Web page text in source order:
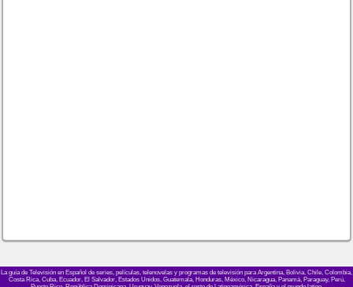
La guía de Televisión en Español de series, películas, telenovelas y programas de televisión para Argentina, Bolivia, Chile, Colombia,
Costa Rica, Cuba, Ecuador, El Salvador, Estados Unidos, Guatemala, Honduras, México, Nicaragua, Panamá, Paraguay, Perú,